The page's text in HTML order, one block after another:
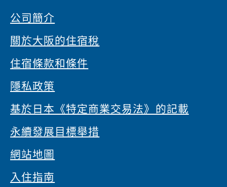
公司簡介
關於大阪的住宿稅
住宿條款和條件
隱私政策
基於日本《特定商業交易法》的記載
永續發展目標舉措
網站地圖
入住指南